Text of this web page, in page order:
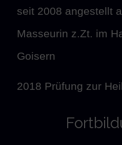
seit 2008 angestellt
Masseurin z.Zt. im
Goisern
2018 Prüfung zur